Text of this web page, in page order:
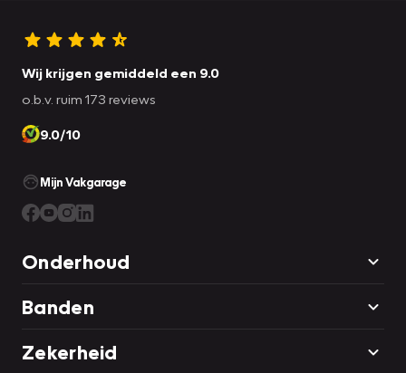
Wij krijgen gemiddeld een 9.0
o.b.v. ruim 173 reviews
9.0/10
Mijn Vakgarage
Onderhoud
Banden
Zekerheid